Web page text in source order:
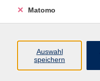
Erich-Kästner-Str. 5
65232 Taunusstein
info@vhs-rtk.de
Tel: 06128-92770
Matomo
Auswahl
speichern